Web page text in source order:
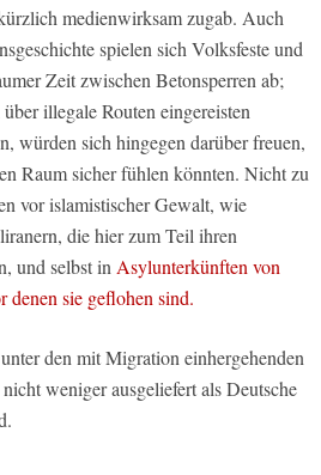
medienwirksam zugab. Auch
spielen sich Volksfeste und
Zeit zwischen Betonsperren ab;
illegale Routen eingereisten
würden sich hingegen darüber freuen,
Raum sicher fühlen könnten. Nicht zu
vor islamistischer Gewalt, wie
die hier zum Teil ihren
und selbst in Asylunterkünften von
denen sie geflohen sind.
den mit Migration einhergehenden
weniger ausgeliefert als Deutsche